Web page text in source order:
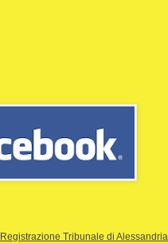
Registrazione Tribunale di Alessandria